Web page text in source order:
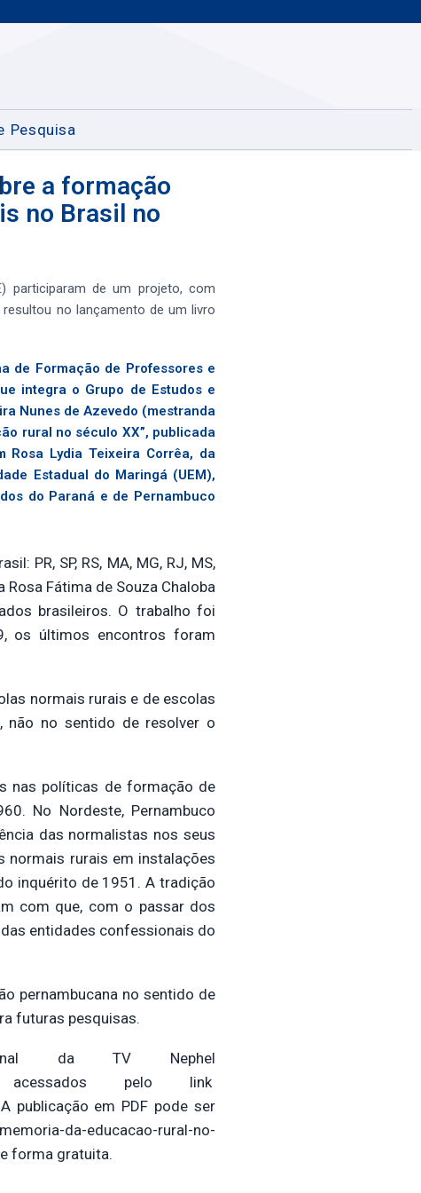
Pesquisa
a formação
no Brasil no
participaram de um projeto, com
no lançamento de um livro
de Formação de Professores e
integra o Grupo de Estudos e
Nunes de Azevedo (mestranda
rural no século XX”, publicada
Rosa Lydia Teixeira Corrêa, da
Estadual do Maringá (UEM),
do Paraná e de Pernambuco
PR, SP, RS, MA, MG, RJ, MS,
Rosa Fátima de Souza Chaloba
brasileiros. O trabalho foi
os últimos encontros foram
normais rurais e de escolas
não no sentido de resolver o
nas políticas de formação de
No Nordeste, Pernambuco
das normalistas nos seus
normais rurais em instalações
inquérito de 1951. A tradição
com que, com o passar dos
entidades confessionais do
pernambucana no sentido de
futuras pesquisas.
da TV Nephel
acessados pelo link
publicação em PDF pode ser
da-educacao-rural-no-
forma gratuita.